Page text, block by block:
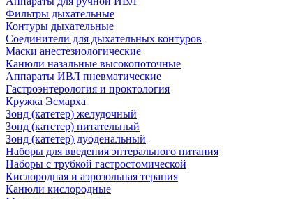
Фильтры дыхательные
Контуры дыхательные
Соединители для дыхательных контуров
Маски анестезиологические
Канюли назальные высокопоточные
Аппараты ИВЛ пневматические
Гастроэнтерология и проктология
Кружка Эсмарха
Зонд (катетер) желудочный
Зонд (катетер) питательный
Зонд (катетер) дуоденальный
Наборы для введения энтерального питания
Наборы с трубкой гастростомической
Кислородная и аэрозольная терапия
Канюли кислородные